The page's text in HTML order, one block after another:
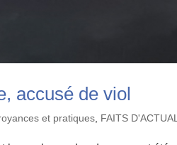
accusé de viol
et pratiques FAITS